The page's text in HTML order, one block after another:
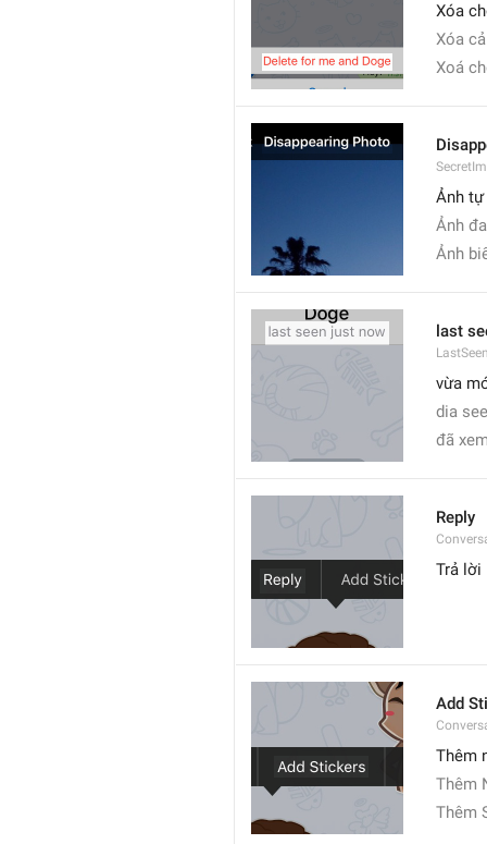
Xóa
Xóa
Xoá
Ảnh
Ảnh
Ảnh
last
vừa
dia
đã
Reply
Trả lời
Add
Thêm
Thêm
Thêm